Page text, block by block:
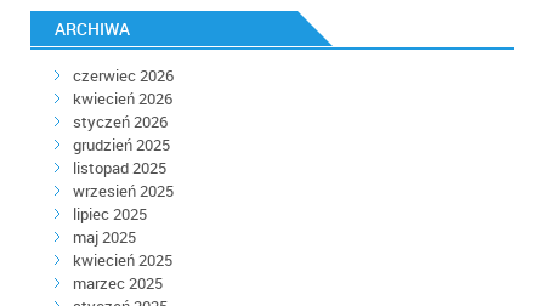
ARCHIWA
czerwiec 2026
kwiecień 2026
styczeń 2026
grudzień 2025
listopad 2025
wrzesień 2025
lipiec 2025
maj 2025
kwiecień 2025
marzec 2025